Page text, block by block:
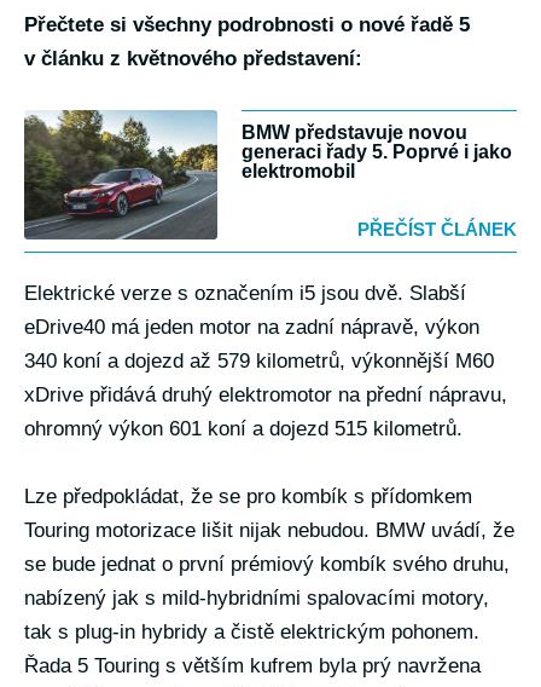
Přečtete si všechny podrobnosti o nové řadě 5
v článku z květnového představení:
BMW představuje novou
generaci řady 5. Poprvé i jako
elektromobil
PŘEČÍST ČLÁNEK
Elektrické verze s označením i5 jsou dvě. Slabší
eDrive40 má jeden motor na zadní nápravě, výkon
340 koní a dojezd až 579 kilometrů, výkonnější M60
xDrive přidává druhý elektromotor na přední nápravu,
ohromný výkon 601 koní a dojezd 515 kilometrů.
Lze předpokládat, že se pro kombík s přídomkem
Touring motorizace lišit nijak nebudou. BMW uvádí, že
se bude jednat o první prémiový kombík svého druhu,
nabízený jak s mild-hybridními spalovacími motory,
tak s plug-in hybridy a čistě elektrickým pohonem.
Řada 5 Touring s větším kufrem byla prý navržena